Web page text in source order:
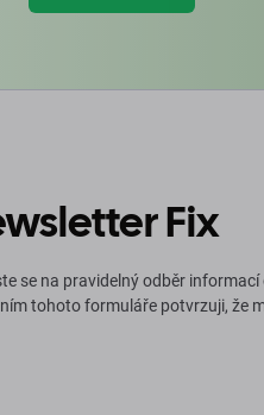
Fix
se na pravidelný odběr
tohoto formuláře potvrzuji, že